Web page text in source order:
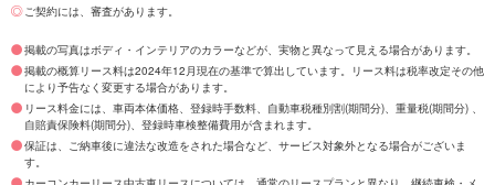
ご契約には、審査があります。
掲載の写真はボディ・インテリアのカラーなどが、実物と異なって見える場合があります。
掲載の概算リース料は2024年12月現在の基準で算出しています。リース料は税率改定その他
により予告なく変更する場合があります。
リース料金には、車両本体価格、登録時手数料、自動車税種別割(期間分)、重量税(期間分) 、
自賠責保険料(期間分)、登録時車検整備費用が含まれます。
保証は、ご納車後に違法な改造をされた場合など、サービス対象外となる場合がございま
す。